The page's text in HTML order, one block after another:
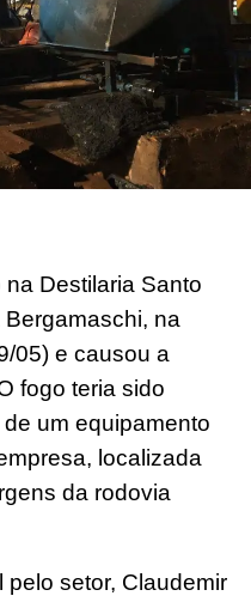
Destilaria Santo
na
05) e causou a
fogo teria sido
um equipamento
localizada
da rodovia
setor, Claudemir